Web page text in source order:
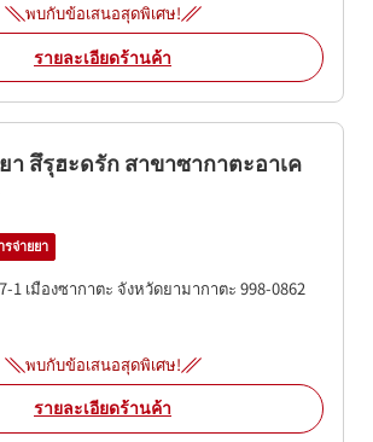
พบกับข้อเสนอสุดพิเศษ!
รายละเอียดร้านค้า
า สึรุฮะดรัก สาขาซากาตะอาเค
จ่ายยา
1 เมืองซากาตะ จังหวัดยามากาตะ 998-0862
พบกับข้อเสนอสุดพิเศษ!
รายละเอียดร้านค้า